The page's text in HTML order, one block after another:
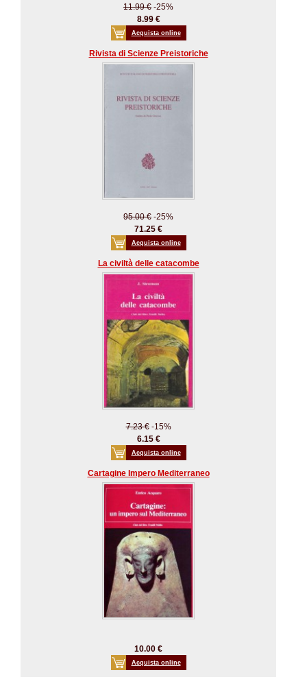
11.99 € -25%
8.99 €
Acquista online
Rivista di Scienze Preistoriche
95.00 € -25%
71.25 €
Acquista online
La civiltà delle catacombe
7.23 €-15%
6.15 €
Acquista online
Cartagine Impero Mediterraneo
10.00 €
Acquista online